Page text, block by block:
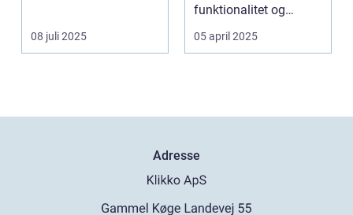
08 juli 2025
funktionalitet og
æstetik...
05 april 2025
Adresse